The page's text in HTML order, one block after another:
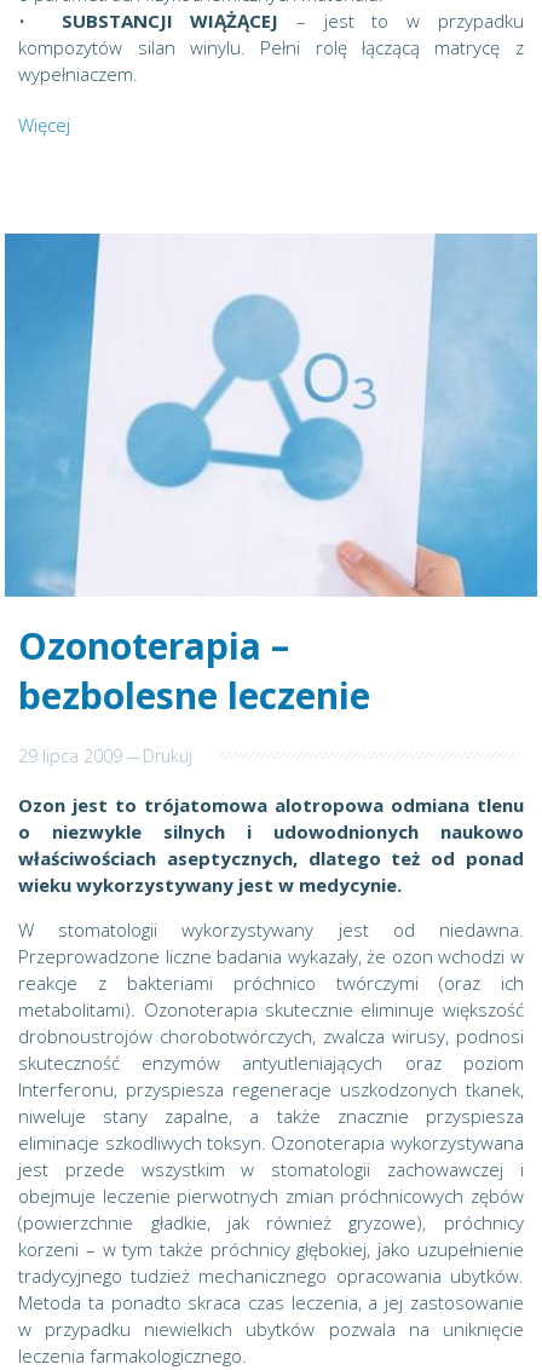
• SUBSTANCJI WIĄŻĄCEJ – jest to w przypadku
kompozytów silan winylu. Pełni rolę łączącą matrycę z
wypełniaczem.
Więcej
Ozonoterapia –
bezbolesne leczenie
29 lipca 2009--- Drukuj
Ozon jest to trójatomowa alotropowa odmiana tlenu
o niezwykle silnych i udowodnionych naukowo
właściwościach aseptycznych, dlatego też od ponad
wieku wykorzystywany jest w medycynie.
W stomatologii wykorzystywany jest od niedawna.
Przeprowadzone liczne badania wykazały, że ozon wchodzi w
reakcje z bakteriami próchnico twórczymi (oraz ich
metabolitami). Ozonoterapia skutecznie eliminuje większość
drobnoustrojów chorobotwórczych, zwalcza wirusy, podnosi
skuteczność enzymów antyutleniających oraz poziom
Interferonu, przyspiesza regeneracje uszkodzonych tkanek,
niweluje stany zapalne, a także znacznie przyspiesza
eliminacje szkodliwych toksyn. Ozonoterapia wykorzystywana
jest przede wszystkim w stomatologii zachowawczej i
obejmuje leczenie pierwotnych zmian próchnicowych zębów
(powierzchnie gładkie, jak również gryzowe), próchnicy
korzeni – w tym także próchnicy głębokiej, jako uzupełnienie
tradycyjnego tudzież mechanicznego opracowania ubytków.
Metoda ta ponadto skraca czas leczenia, a jej zastosowanie
w przypadku niewielkich ubytków pozwala na uniknięcie
leczenia farmakologicznego.